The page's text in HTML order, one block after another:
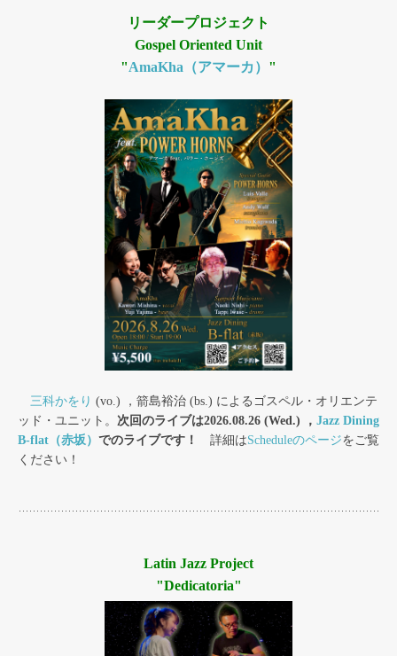
リーダープロジェクト
Gospel Oriented Unit
"AmaKha（アマーカ） "
三科かをり (vo.) ，箭島裕治 (bs.) によるゴスペル・オリエンテ
ッド・ユニット。 次回のライブは2026.08.26 (Wed.) ， Jazz Dining
B-flat（赤坂） でのライブです！ 詳細はScheduleのページをご覧
ください！
Latin Jazz Project
"Dedicatoria"